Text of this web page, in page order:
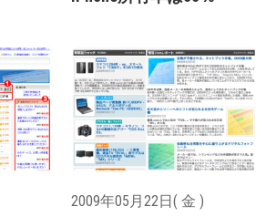
2009年05月22日( 金 )